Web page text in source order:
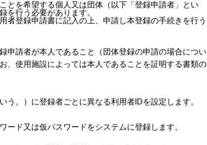
とを希望する個人又は団体（以下「登録申請者」とい
を行う必要があります。
者登録申請書に記入の上、申請し本登録の手続きを行う
申請者が本人であること（団体登録の申請の場合につい
、使用施設によっては本人であることを証明する書類の
。）に登録者ごとに異なる利用者IDを設定します。
ド又は仮パスワードをシステムに登録します。